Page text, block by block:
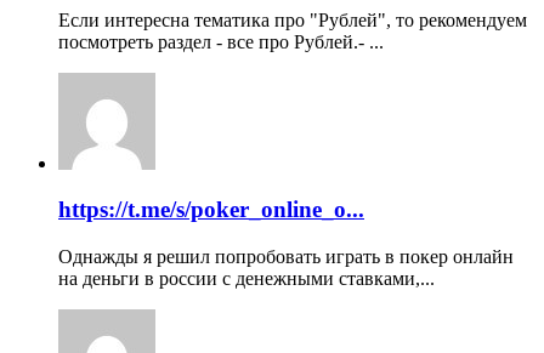
Если интересна тематика про "Рублей", то рекомендуем
посмотреть раздел - все про Рублей.- ...
https://t.me/s/poker_online_o...
Однажды я решил попробовать играть в покер онлайн
на деньги в россии с денежными ставками,...